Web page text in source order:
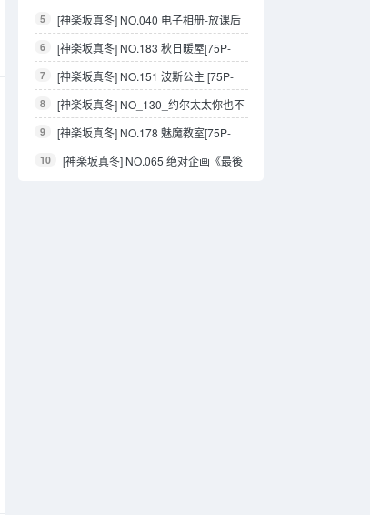
5
[神楽坂真冬] NO.040 电子相册-放课后
领域
6
[神楽坂真冬] NO.183 秋日暖屋[75P-
185.8M]
7
[神楽坂真冬] NO.151 波斯公主 [75P-
248MB]
8
[神楽坂真冬] NO_130_约尔太太你也不
想75P_144_69MB
9
[神楽坂真冬] NO.178 魅魔教室[75P-
2V-145.2M]
10
[神楽坂真冬] NO.065 绝对企画《最後